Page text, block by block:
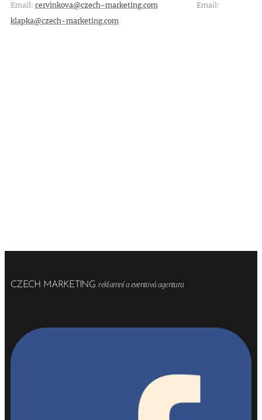
Email: cervinkova@czech-marketing.com Email:
klapka@czech-marketing.com
CZECH MARKETING reklamní a eventová agentura